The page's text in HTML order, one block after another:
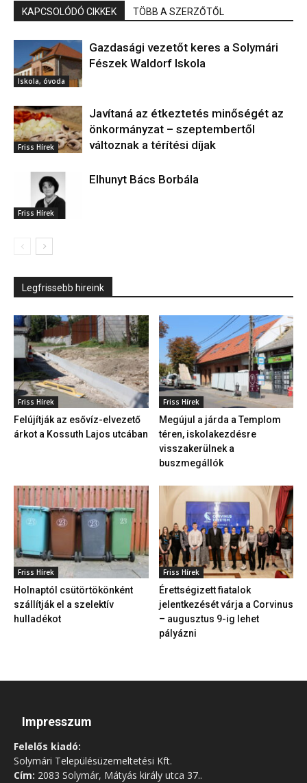
KAPCSOLÓDÓ CIKKEK TÖBB A SZERZŐTŐL
Iskola, óvoda
Gazdasági vezetőt keres a Solymári
Fészek Waldorf Iskola
Friss Hírek
Javítaná az étkeztetés minőségét az
önkormányzat – szeptembertől
változnak a térítési díjak
Friss Hírek
Elhunyt Bács Borbála
Legfrissebb hireink
Friss Hírek
Felújítják az esővíz-elvezető
árkot a Kossuth Lajos utcában
Friss Hírek
Megújul a járda a Templom
téren, iskolakezdésre
visszakerülnek a
buszmegállók
Friss Hírek
Holnaptól csütörtökönként
szállítják el a szelektív
hulladékot
Friss Hírek
Érettségizett fiatalok
jelentkezését várja a Corvinus
– augusztus 9-ig lehet
pályázni
Impresszum
Felelős kiadó:
Solymári Településüzemeltetési Kft.
Cím: 2083 Solymár, Mátyás király utca 37..